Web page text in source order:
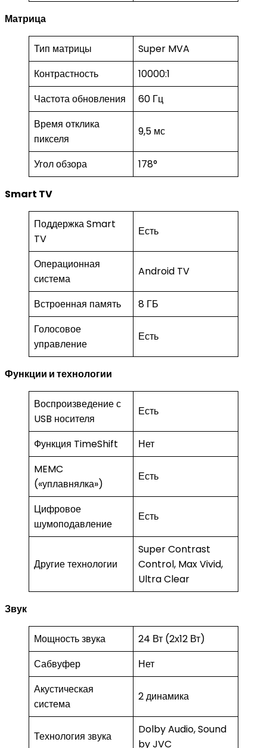
Матрица
Тип матрицы
Super MVA
Контрастность
10000:1
Частота обновления
60 Гц
Время отклика
пикселя
9,5 мс
Угол обзора 178°
Smart TV
Поддержка Smart
TV
Есть
Операционная
система
Android TV
Встроенная память
8 ГБ
Голосовое
управление
Есть
Функции и технологии
Воспроизведение с
USB носителя
Есть
Функция TimeShift
Нет
MEMC
(«уплавнялка»)
Есть
Цифровое
шумоподавление
Есть
Другие технологии
Super Contrast
Control, Max Vivid,
Ultra Clear
Звук
Мощность звука
24 Вт (2х12 Вт)
Сабвуфер
Нет
Акустическая
система
2 динамика
Технология звука
Dolby Audio, Sound
by JVC